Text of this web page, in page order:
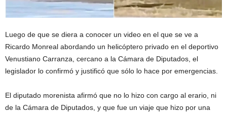
Luego de que se diera a conocer un video en el que se ve a
Ricardo Monreal abordando un helicóptero privado en el deportivo
Venustiano Carranza, cercano a la Cámara de Diputados, el
legislador lo confirmó y justificó que sólo lo hace por emergencias.
El diputado morenista afirmó que no lo hizo con cargo al erario, ni
de la Cámara de Diputados, y que fue un viaje que hizo por una